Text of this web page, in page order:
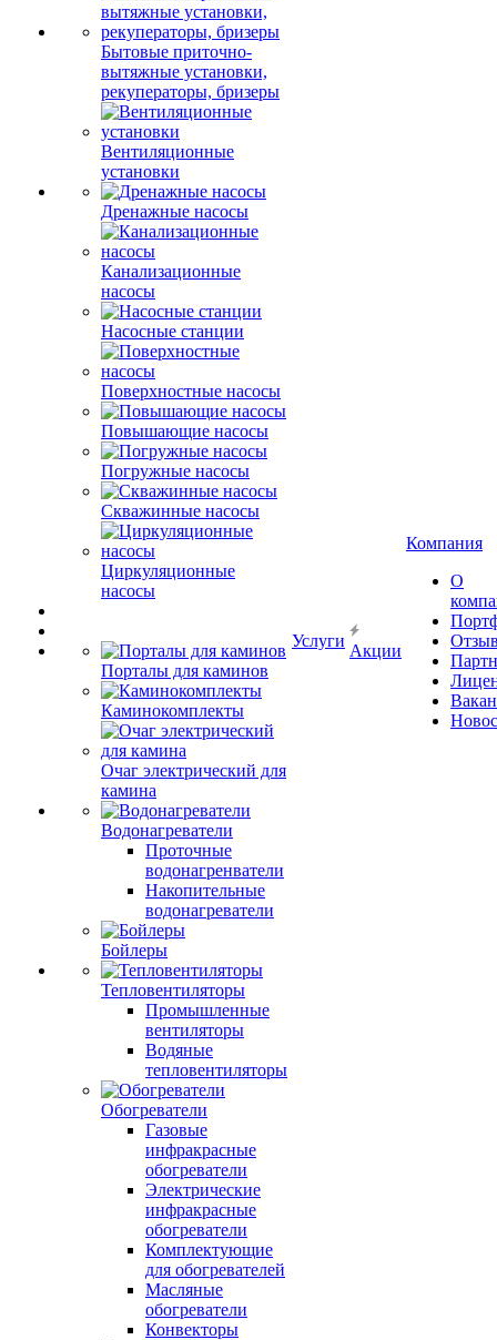
Бытовые приточно-
вытяжные установки,
рекуператоры, бризеры
Вентиляционные
установки
Дренажные насосы
Канализационные
насосы
Насосные станции
Поверхностные насосы
Повышающие насосы
Погружные насосы
Скважинные насосы
Циркуляционные
насосы
Порталы для каминов
Каминокомплекты
Очаг электрический для
камина
Водонагреватели
Проточные
водонагренватели
Накопительные
водонагреватели
Бойлеры
Тепловентиляторы
Промышленные
вентиляторы
Водяные
тепловентиляторы
Обогреватели
Газовые
инфракрасные
обогреватели
Электрические
инфракрасные
обогреватели
Комплектующие
для обогревателей
Масляные
обогреватели
Конвекторы
Услуги
Акции
Компания
О